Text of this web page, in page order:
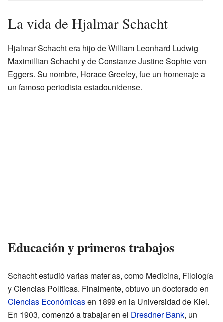
La vida de Hjalmar Schacht
Hjalmar Schacht era hijo de William Leonhard Ludwig
Maximillian Schacht y de Constanze Justine Sophie von
Eggers. Su nombre, Horace Greeley, fue un homenaje a
un famoso periodista estadounidense.
Educación y primeros trabajos
Schacht estudió varias materias, como Medicina, Filología
y Ciencias Políticas. Finalmente, obtuvo un doctorado en
Ciencias Económicasen 1899 en la Universidad de Kiel.
En 1903, comenzó a trabajar en el Dresdner Bank, un